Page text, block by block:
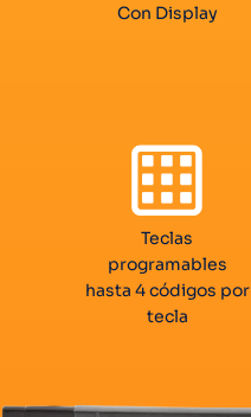
Con Display
Teclas
programables
hasta 4 códigos por
tecla